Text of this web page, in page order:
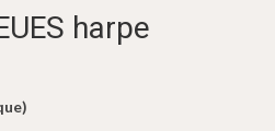
harpe